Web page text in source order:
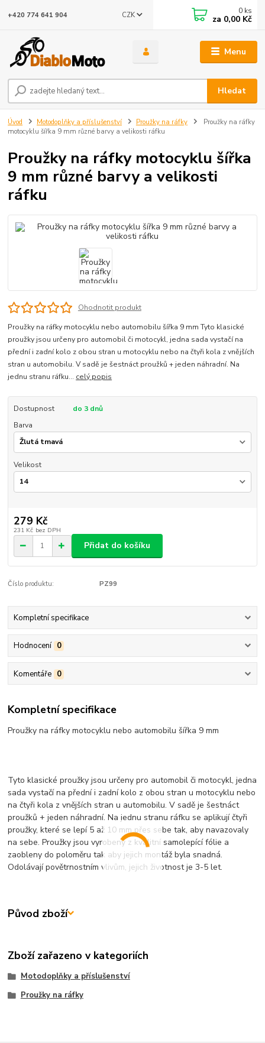
Menu
CZK
Hledat
+420 774 641 904 0 ks
za 0,00 Kč
Úvod Motodoplňky a příslušenství Proužky na ráfky
Proužky na ráfky
motocyklu šířka 9 mm různé barvy a velikosti ráfku
Proužky na ráfky motocyklu šířka
9 mm různé barvy a velikosti
ráfku
Ohodnotit produkt
Proužky na ráfky motocyklu nebo automobilu šířka 9 mm Tyto klasické
proužky jsou určeny pro automobil či motocykl, jedna sada vystačí na
přední i zadní kolo z obou stran u motocyklu nebo na čtyři kola z vnějších
stran u automobilu. V sadě je šestnáct proužků + jeden náhradní. Na
jednu stranu ráfku... celý popis
Dostupnost
do 3 dnů
Barva
Velikost
279 Kč
231 Kč bez DPH
Přidat do košíku
Číslo produktu: PZ99
Kompletní specifikace
Hodnocení 0
Komentáře 0
Kompletní specifikace
Proužky na ráfky motocyklu nebo automobilu šířka 9 mm
Tyto klasické proužky jsou určeny pro automobil či motocykl, jedna
sada vystačí na přední i zadní kolo z obou stran u motocyklu nebo
na čtyři kola z vnějších stran u automobilu. V sadě je šestnáct
proužků + jeden náhradní. Na jednu stranu ráfku se aplikují čtyři
proužky, které se lepí 5 až 10 mm přes sebe tak, aby navazovaly
na sebe. Proužky jsou vyrobeny z kvalitní samolepící fólie a
zaobleny do poloměru tak aby jejich montáž byla snadná.
Odolávají povětrnostním vlivům, jejich životnost je 3-5 let.
Původ zboží
Zboží zařazeno v kategoriích
Motodoplňky a příslušenství
Proužky na ráfky